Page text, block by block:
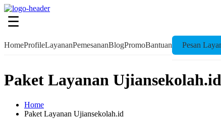
☰
HomeProfileLayananPemesananBlogPromoBantuan Pesan
Paket Layanan Ujiansekolah.id
Home
Paket Layanan Ujiansekolah.id